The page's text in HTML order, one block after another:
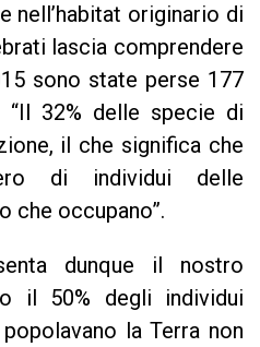
nell’habitat originario di
lascia comprendere
sono state perse 177
32% delle specie di
il che significa che
di individui delle
che occupano”.
dunque il nostro
il 50% degli individui
la Terra non